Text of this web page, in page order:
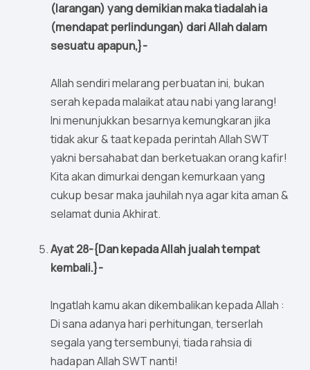
(larangan) yang demikian maka tiadalah ia
(mendapat perlindungan) dari Allah dalam
sesuatu apapun,}-
Allah sendiri melarang perbuatan ini, bukan
serah kepada malaikat atau nabi yang larang!
Ini menunjukkan besarnya kemungkaran jika
tidak akur & taat kepada perintah Allah SWT
yakni bersahabat dan berketuakan orang kafir!
Kita akan dimurkai dengan kemurkaan yang
cukup besar maka jauhilah nya agar kita aman &
selamat dunia Akhirat.
Ayat 28-{Dan kepada Allah jualah tempat
kembali.}-
Ingatlah kamu akan dikembalikan kepada Allah :
Di sana adanya hari perhitungan, terserlah
segala yang tersembunyi, tiada rahsia di
hadapan Allah SWT nanti!